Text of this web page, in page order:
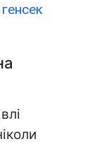
генсек